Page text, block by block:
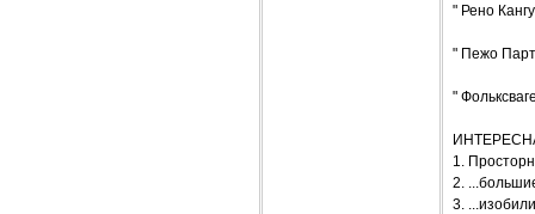
" Рено
" Пежо
"
1.
2.
3.